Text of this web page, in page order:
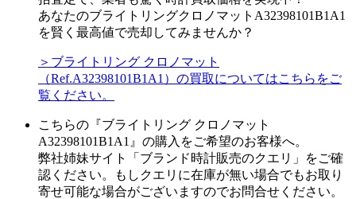
あなたのブライトリングクロノマットA32398101B1A1
を賢く最高値で売却してみませんか？
＞ブライトリング クロノマット
（Ref.A32398101B1A1）の買取についてはこちらをご
覧ください。
こちらの『ブライトリング クロノマット
A32398101B1A1』の購入をご希望のお客様へ。
弊社姉妹サイト「ブランド時計販売のクエリ」をご確
認ください。もしクエリに在庫が無い場合でもお取り
寄せ可能な場合がございますのでお問合せください。